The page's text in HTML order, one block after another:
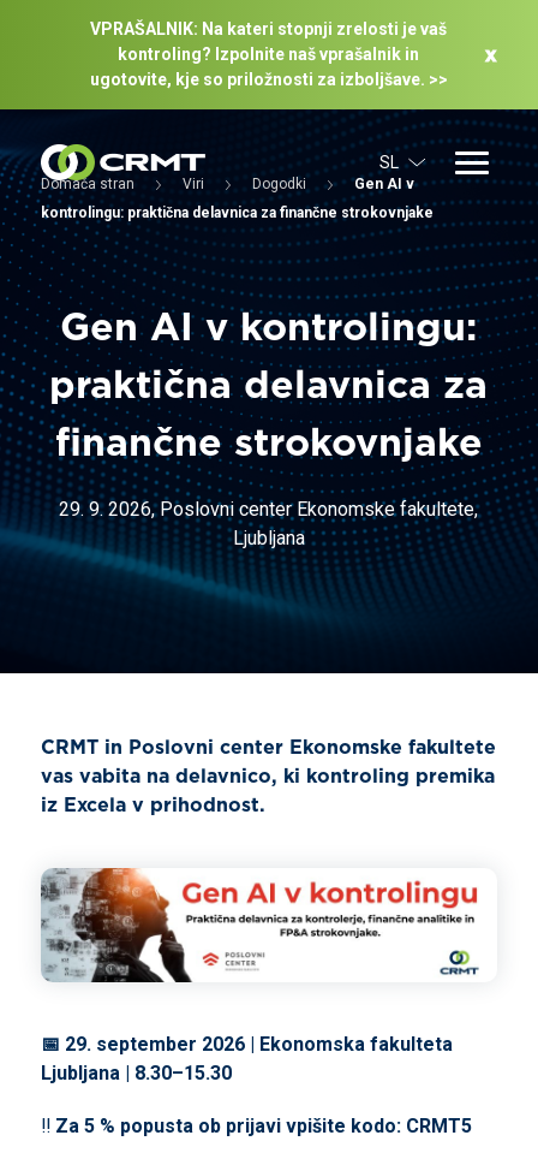
VPRAŠALNIK: Na kateri stopnji zrelosti je vaš
kontroling? Izpolnite naš vprašalnik in
ugotovite, kje so priložnosti za izboljšave. >>
SL
Domača stran Viri Dogodki
Gen AI v
kontrolingu: praktična delavnica za finančne strokovnjake
Gen AI v kontrolingu:
praktična delavnica za
finančne strokovnjake
29. 9. 2026, Poslovni center Ekonomske fakultete,
Ljubljana
CRMT in Poslovni center Ekonomske fakultete
vas vabita na delavnico, ki kontroling premika
iz Excela v prihodnost.
📅 29. september 2026 | Ekonomska fakulteta
Ljubljana | 8.30–15.30
‼️ Za 5 % popusta ob prijavi vpišite kodo: CRMT5